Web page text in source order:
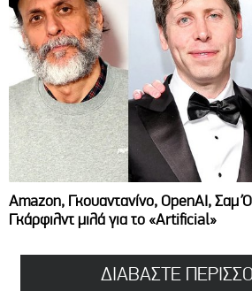
Amazon, Γκουαντανίνο, OpenAI, Σαμ
Γκάρφιλντ μιλά για το «Artificial»
ΔΙΑΒΑΣΤΕ